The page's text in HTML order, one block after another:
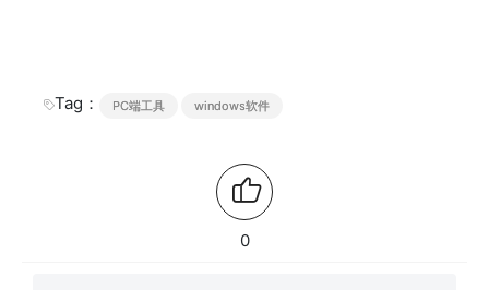
Tag： PC端工具 windows软件
0